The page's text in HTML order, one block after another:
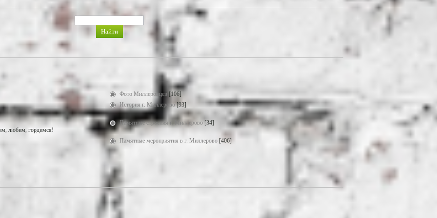
Фото Миллеровцев [106]
История г. Миллерово [93]
любим, гордимся!
Памятные строения г. Миллерово [34]
Памятные мероприятия в г. Миллерово [406]